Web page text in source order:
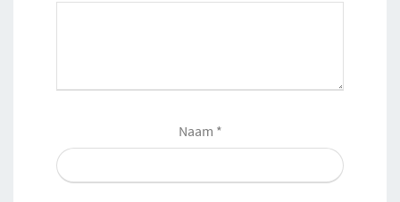
Naam *